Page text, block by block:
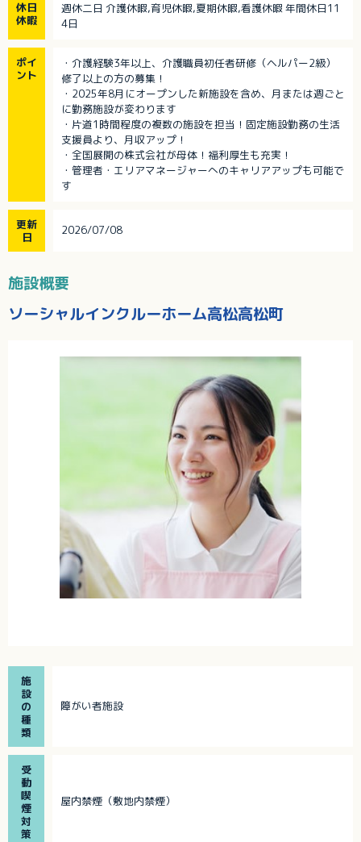
休日
休暇
週休二日 介護休暇,育児休暇,夏期休暇,看護休暇 年間休日11
4日
ポイ
ント
・介護経験3年以上、介護職員初任者研修（ヘルパー2級）
修了以上の方の募集！
・2025年8月にオープンした新施設を含め、月または週ごと
に勤務施設が変わります
・片道1時間程度の複数の施設を担当！固定施設勤務の生活
支援員より、月収アップ！
・全国展開の株式会社が母体！福利厚生も充実！
・管理者・エリアマネージャーへのキャリアアップも可能で
す
更新
日
2026/07/08
施設概要
ソーシャルインクルーホーム高松高松町
施
設
の
種
類
障がい者施設
受
動
喫
煙
対
策
屋内禁煙（敷地内禁煙）